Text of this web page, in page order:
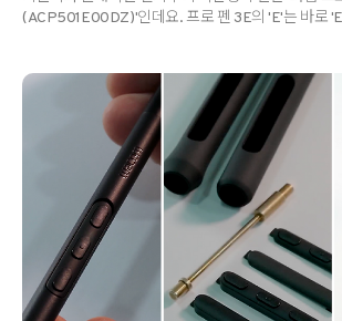
(ACP501E00DZ)'인데요. 프로 펜 3E의 'E'는 바로
살펴볼까요? 주요 특징 1. 직관적인 지우개 탑재 펜 끝
지우개가 내장되어 있어, 별도의 단축키나 메뉴 선택
쓱- 지우기만 하면 됩니다. 아날로그의 익숙함을 디지
옮겨온 셈이죠. 2. 커스터마이징 가능한 3개의 사이
사용하는 단축키를 3개의 버튼에 각각 설정할 수 있습